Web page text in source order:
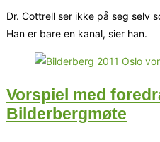
Dr. Cottrell ser ikke på seg selv
Han er bare en kanal, sier han.
Vorspiel med
Bilderbergmøte